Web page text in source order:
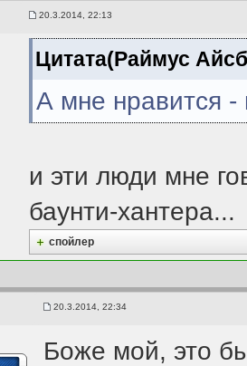
20.3.2014, 22:13
Цитата(Раймус
А мне нравится -
и эти люди мне
баунти-хантера...
спойлер
20.3.2014, 22:34
Боже мой, это